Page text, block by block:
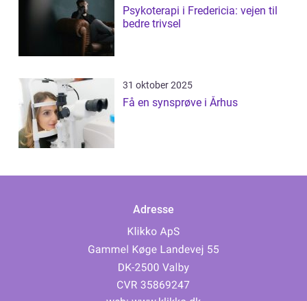
Psykoterapi i Fredericia: vejen til
bedre trivsel
31 oktober 2025
Få en synsprøve i Århus
Adresse